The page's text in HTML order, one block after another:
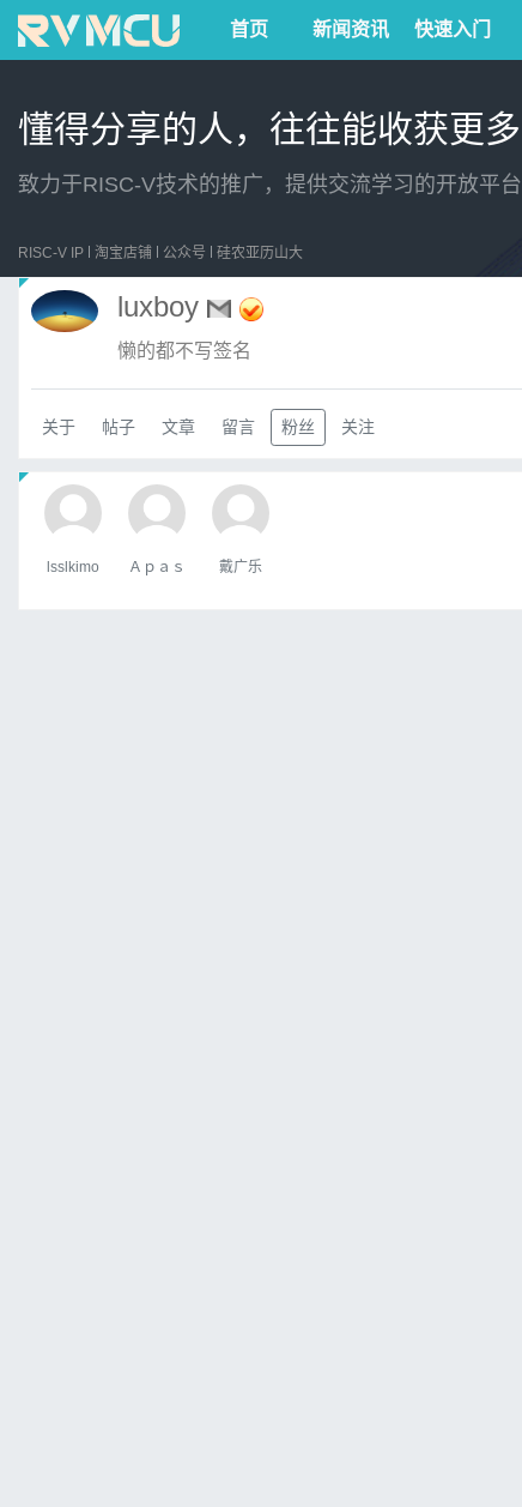
首页 新闻资讯 快速入门
懂得分享的人，往往能收获更多
致力于RISC-V技术的推广，提供交流学习的开放平台
RISC-V IP 淘宝店铺 公众号 硅农亚历山大
luxboy
懒的都不写签名
关于 帖子 文章 留言 粉丝 关注
lsslkimo Ａｐａｓ 戴广乐